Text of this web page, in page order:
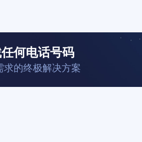
何电话号码
求的终极解决方案